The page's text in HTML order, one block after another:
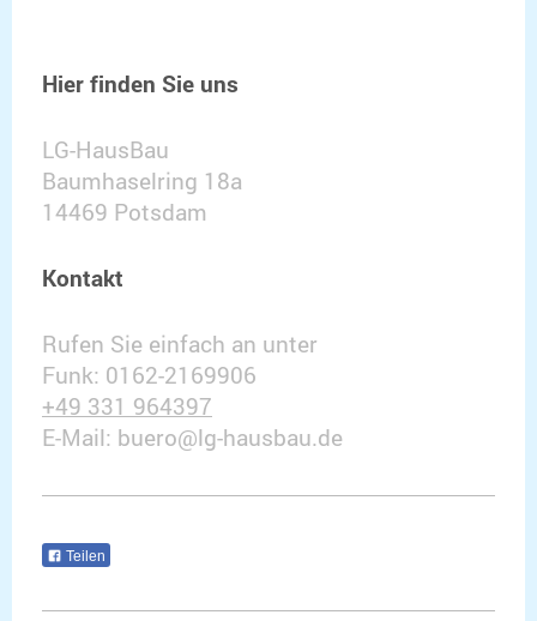
Hier finden Sie uns
LG-HausBau
Baumhaselring 18a
14469 Potsdam
Kontakt
Rufen Sie einfach an unter
Funk: 0162-2169906
+49 331 964397
E-Mail: buero@lg-hausbau.de
Teilen